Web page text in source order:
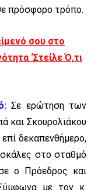
πρόσφορο τρόπο.
σου στο
‘Στείλε Ό,τι
Σε ερώτηση των
και Σκουρολιάκου
δεκαπενθήμερο,
σκάλες στο σταθμό
ο Πρόεδρος και
με τον κ.